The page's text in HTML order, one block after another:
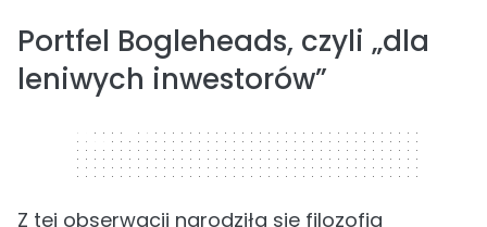
Portfel Bogleheads, czyli „dla
leniwych inwestorów”
320 x 50
Z tej obserwacji narodziła się filozofia